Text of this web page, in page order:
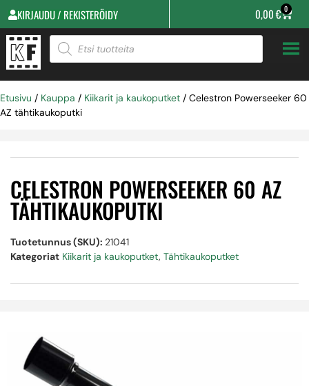
KIRJAUDU / REKISTERÖIDY 0,00€ 0
Etusivu / Kauppa / Kiikarit ja kaukoputket / Celestron Powerseeker 60
AZ tähtikaukoputki
CELESTRON POWERSEEKER 60 AZ
TÄHTIKAUKOPUTKI
Tuotetunnus (SKU): 21041
Kategoriat Kiikarit ja kaukoputket, Tähtikaukoputket